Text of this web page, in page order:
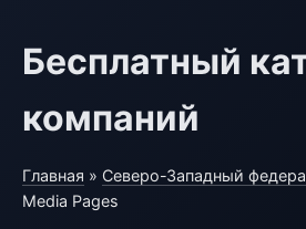
Бесплатный
компаний
Главная » Северо-Западный
Media Pages